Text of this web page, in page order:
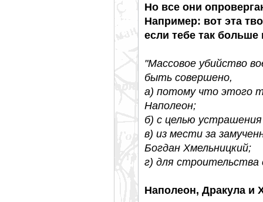
Но все они
Например: вот эта
если тебе так больше
"Массовое убийство
быть совершено,
а) потому что этого
Наполеон;
б) с целью
в) из мести за
Богдан Хмельницкий;
г) для строительства
Наполеон, Дракула и